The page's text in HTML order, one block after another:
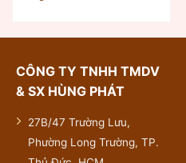
CÔNG TY TNHH TMDV
& SX HÙNG PHÁT
27B/47 Trường Lưu,
Phường Long Trường, TP.